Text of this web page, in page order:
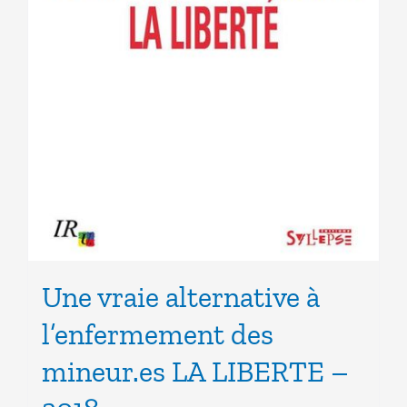
Une vraie alternative à
l’enfermement des
mineur.es LA LIBERTE –